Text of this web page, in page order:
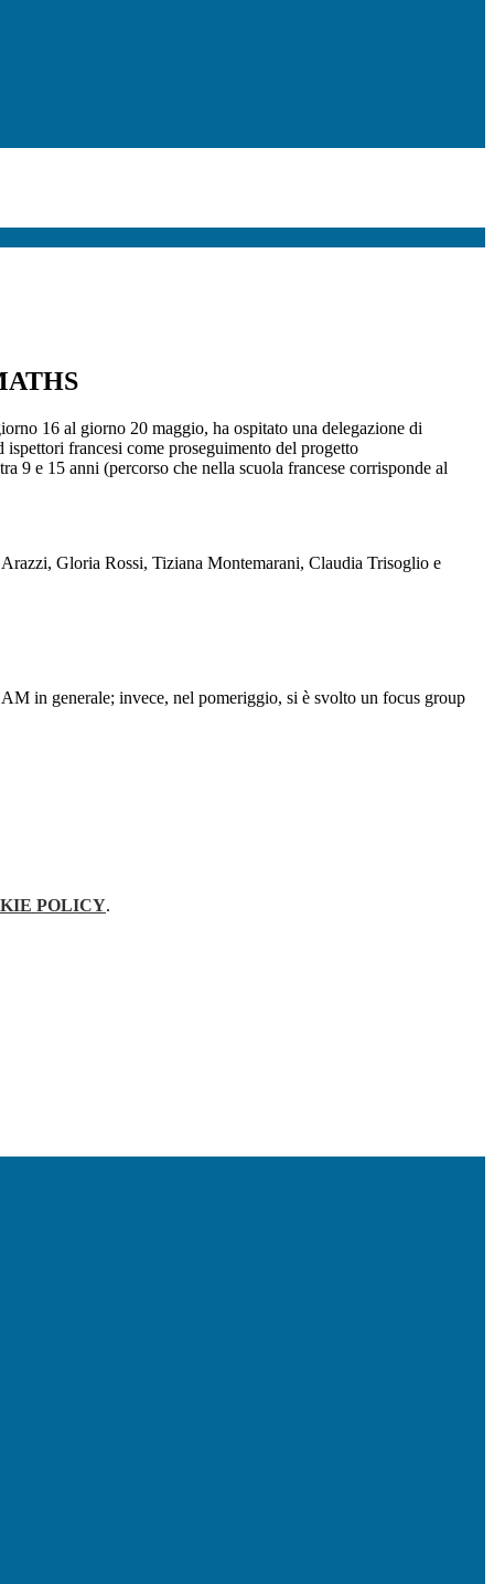
16 al giorno 20 maggio, ha ospitato una delegazione di
ispettori francesi come proseguimento del progetto
9 e 15 anni (percorso che nella scuola francese corrisponde al
Gloria Rossi, Tiziana Montemarani, Claudia Trisoglio e
in generale; invece, nel pomeriggio, si è svolto un focus group
POLICY.